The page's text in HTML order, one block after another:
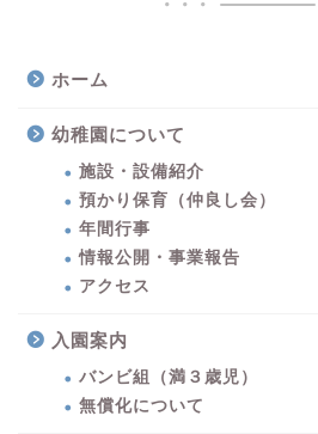
ホーム
幼稚園について
施設・設備紹介
預かり保育（仲良し会）
年間行事
情報公開・事業報告
アクセス
入園案内
バンビ組（満３歳児）
無償化について